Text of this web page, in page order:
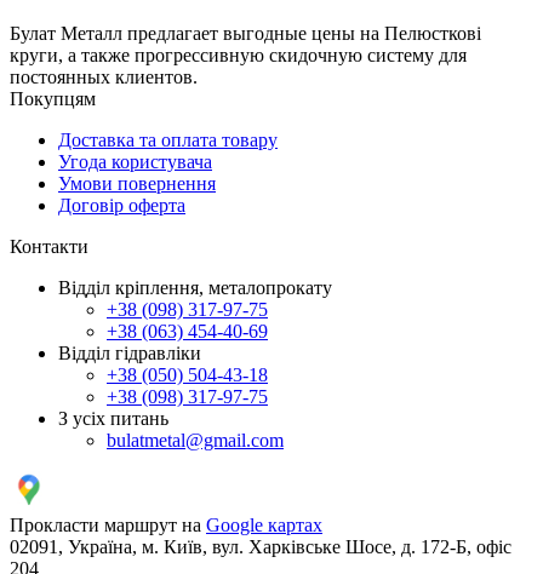
Булат Металл предлагает выгодные цены на Пелюсткові
круги, а также прогрессивную скидочную систему для
постоянных клиентов.
Покупцям
Доставка та оплата товару
Угода користувача
Умови повернення
Договір оферта
Контакти
Відділ кріплення, металопрокату
+38 (098) 317-97-75
+38 (063) 454-40-69
Відділ гідравліки
+38 (050) 504-43-18
+38 (098) 317-97-75
З усіх питань
bulatmetal@gmail.com
Прокласти маршрут на Google картах
02091, Україна, м. Київ, вул. Харківське Шосе, д. 172-Б, офіс
204